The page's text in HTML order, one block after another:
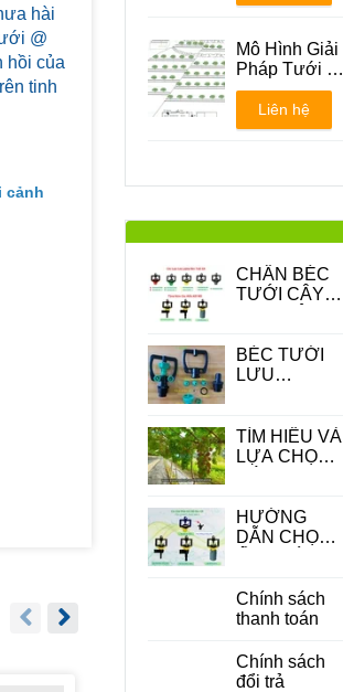
hài
@
hồi của
tinh
cảnh
Mô Hình Giải
Pháp Tưới -
Phương án 2
Liên hệ
CHÂN BÉC
TƯỚI CÂY -
TRONG
TRONG HỆ
BÉC TƯỚI
LƯU
TÌM HIỂU VÀ
LỰA CHỌN
CÂY ĂN
QUẢ PHÙ
HƯỚNG
DẪN CHỌN
TƯỚI CÂY
PHÙ HỢP
KIỆM CHI
PHÍ
Chính sách
thanh toán
Chính sách
đổi trả